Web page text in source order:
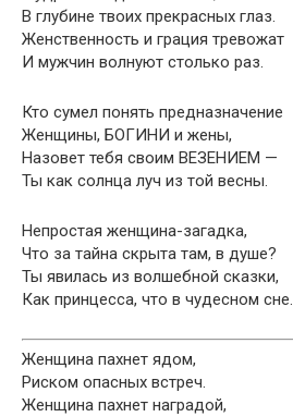
В глубине твоих прекрасных глаз.
Женственность и грация тревожат
И мужчин волнуют столько раз.
Кто сумел понять предназначение
Женщины, БОГИНИ и жены,
Назовет тебя своим ВЕЗЕНИЕМ —
Ты как солнца луч из той весны.
Непростая женщина-загадка,
Что за тайна скрыта там, в душе?
Ты явилась из волшебной сказки,
Как принцесса, что в чудесном сне.
Женщина пахнет ядом,
Риском опасных встреч.
Женщина пахнет наградой,